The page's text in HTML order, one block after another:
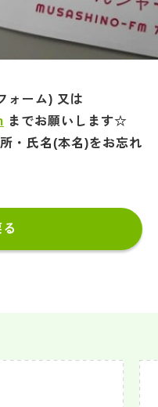
ォーム) 又は
までお願いします☆
・氏名(本名)をお忘れ